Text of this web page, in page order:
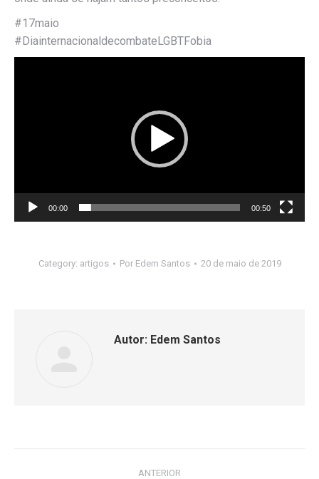
#17maio
#DiainternacionaldecombateLGBTFobia
00:00 00:50
Category: artigos Por Edem Santos 20 de maio de 2019
Autor: Edem Santos
ANTERIOR